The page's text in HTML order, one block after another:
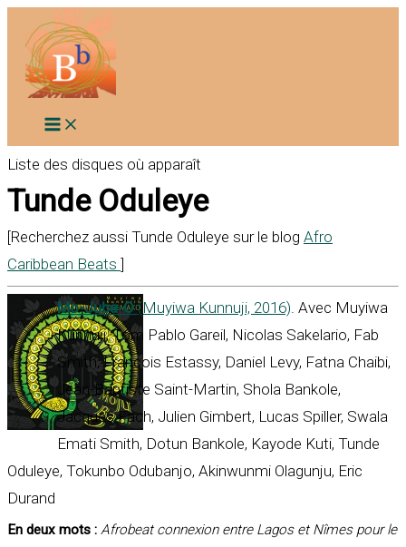
contenu
Liste des disques où apparaît
Tunde Oduleye
[Recherchez aussi Tunde Oduleye sur le blog Afro
Caribbean Beats ]
Mo-Juba-O(Muyiwa Kunnuji, 2016). Avec Muyiwa
Kunnuji, Tom Pablo Gareil, Nicolas Sakelario, Fab
Smith, Francois Estassy, Daniel Levy, Fatna Chaibi,
Jean-Baptiste Saint-Martin, Shola Bankole,
Jacques Fach, Julien Gimbert, Lucas Spiller, Swala
Emati Smith, Dotun Bankole, Kayode Kuti, Tunde
Oduleye, Tokunbo Odubanjo, Akinwunmi Olagunju, Eric
Durand
En deux mots : Afrobeat connexion entre Lagos et Nîmes pour le